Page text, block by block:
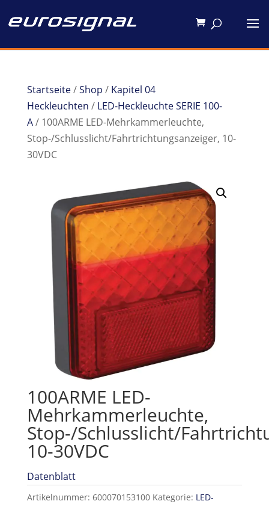
Startseite/Shop / Kapitel 04
Heckleuchten / LED-Heckleuchte SERIE 100-
A/ 100ARME LED-Mehrkammerleuchte,
Stop-/Schlusslicht/Fahrtrichtungsanzeiger, 10-
30VDC
100ARME LED-
Mehrkammerleuchte,
Stop-/Schlusslicht/
10-30VDC
Datenblatt
Artikelnummer: 600070153100 Kategorie: LED-